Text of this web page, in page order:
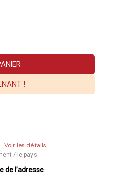
!
Voir les détails
/ le pays
de l’adresse